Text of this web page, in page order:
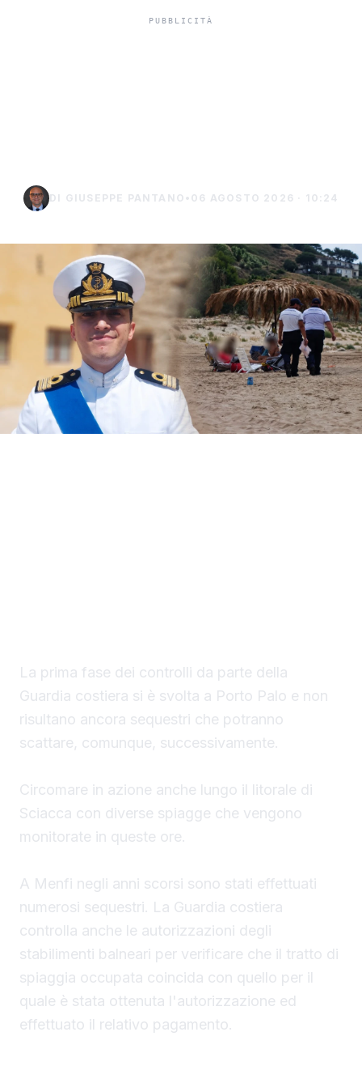
DI GIUSEPPE PANTANO • 06 AGOSTO 2026 · 10:24
La prima fase dei controlli da parte della
Guardia costiera si è svolta a Porto Palo e non
risultano ancora sequestri che potranno
scattare, comunque, successivamente.
Circomare in azione anche lungo il litorale di
Sciacca con diverse spiagge che vengono
monitorate in queste ore.
A Menfi negli anni scorsi sono stati effettuati
numerosi sequestri. La Guardia costiera
controlla anche le autorizzazioni degli
stabilimenti balneari per verificare che il tratto di
spiaggia occupata coincida con quello per il
quale è stata ottenuta l'autorizzazione ed
effettuato il relativo pagamento.